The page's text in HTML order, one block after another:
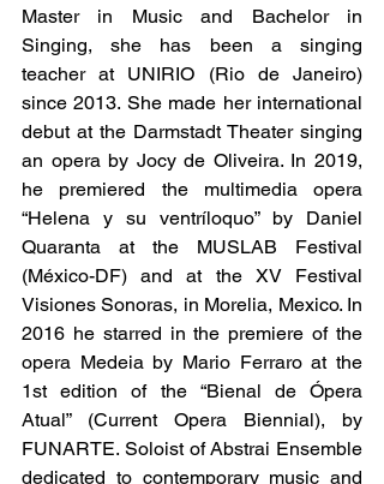
Master in Music and Bachelor in
Singing, she has been a singing
teacher at UNIRIO (Rio de Janeiro)
since 2013. She made her international
debut at the Darmstadt Theater singing
an opera by Jocy de Oliveira. In 2019,
he premiered the multimedia opera
“Helena y su ventríloquo” by Daniel
Quaranta at the MUSLAB Festival
(México-DF) and at the XV Festival
Visiones Sonoras, in Morelia, Mexico. In
2016 he starred in the premiere of the
opera Medeia by Mario Ferraro at the
1st edition of the “Bienal de Ópera
Atual” (Current Opera Biennial), by
FUNARTE. Soloist of Abstrai Ensemble
dedicated to contemporary music and